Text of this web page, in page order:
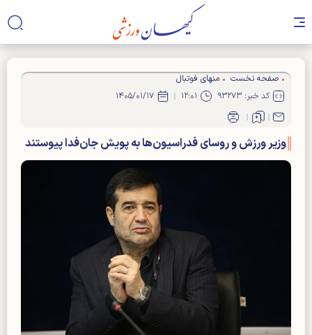
صفحه نخست
منهای فوتبال
کد خبر: ۹۳۲۷۳
۱۲:۰۱ ۱۴۰۵/۰۱/۱۷
وزیر ورزش و روسای فدراسیون‌ها به پویش جان‌فدا پیوستند